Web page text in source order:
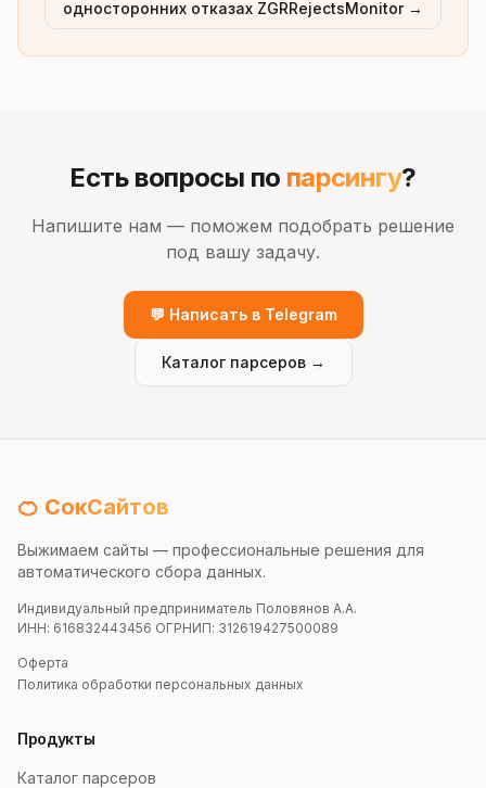
односторонних отказах ZGRRejectsMonitor →
Есть вопросы по парсингу?
Напишите нам — поможем подобрать решение
под вашу задачу.
💬 Написать в Telegram
Каталог парсеров →
🍊 СокСайтов
Выжимаем сайты — профессиональные решения для
автоматического сбора данных.
Индивидуальный предприниматель Половянов А.А.
ИНН: 616832443456 ОГРНИП: 312619427500089
Оферта
Политика обработки персональных данных
Продукты
Каталог парсеров